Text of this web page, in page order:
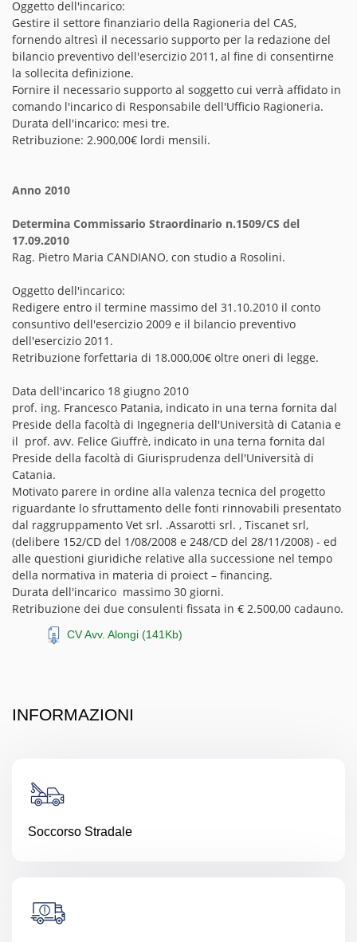
Oggetto dell'incarico:
Gestire il settore finanziario della Ragioneria del CAS,
fornendo altresì il necessario supporto per la redazione del
bilancio preventivo dell'esercizio 2011, al fine di consentirne
la sollecita definizione.
Fornire il necessario supporto al soggetto cui verrà affidato in
comando l'incarico di Responsabile dell'Ufficio Ragioneria.
Durata dell'incarico: mesi tre.
Retribuzione: 2.900,00€ lordi mensili.
Anno 2010
Determina Commissario Straordinario n.1509/CS del
17.09.2010
Rag. Pietro Maria CANDIANO, con studio a Rosolini.
Oggetto dell'incarico:
Redigere entro il termine massimo del 31.10.2010 il conto
consuntivo dell'esercizio 2009 e il bilancio preventivo
dell'esercizio 2011.
Retribuzione forfettaria di 18.000,00€ oltre oneri di legge.
Data dell'incarico 18 giugno 2010
prof. ing. Francesco Patania, indicato in una terna fornita dal
Preside della facoltà di Ingegneria dell'Università di Catania e
il prof. avv. Felice Giuffrè, indicato in una terna fornita dal
Preside della facoltà di Giurisprudenza dell'Università di
Catania.
Motivato parere in ordine alla valenza tecnica del progetto
riguardante lo sfruttamento delle fonti rinnovabili presentato
dal raggruppamento Vet srl. .Assarotti srl. , Tiscanet srl,
(delibere 152/CD del 1/08/2008 e 248/CD del 28/11/2008) - ed
alle questioni giuridiche relative alla successione nel tempo
della normativa in materia di proiect – financing.
Durata dell'incarico massimo 30 giorni.
Retribuzione dei due consulenti fissata in € 2.500,00 cadauno.
CV Avv. Alongi (141Kb)
INFORMAZIONI
Soccorso Stradale